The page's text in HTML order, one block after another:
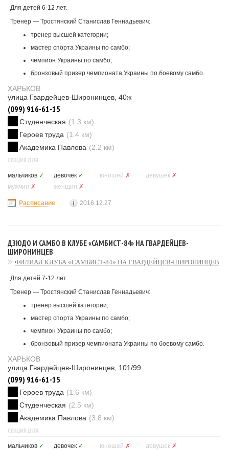
Для детей 6-12 лет.
Тренер — Тростянский Станислав Геннадьевич:
тренер высшей категории;
мастер спорта Украины по самбо;
чемпион Украины по самбо;
бронзовый призер чемпионата Украины по боевому самбо.
ХАРЬКОВ
улица Гвардейцев-Широнинцев, 40ж
(099) 916-61-15
Студенческая (1.3 км)
Героев труда (1.4 км)
Академика Павлова (2.2 км)
СЕКЦИЯ ДЛЯ
мальчиков ✓ девочек ✓ юношей ✗ девушек ✗
мужчин ✗ женщин ✗
Расписание 2016.12.27
ДЗЮДО И САМБО В КЛУБЕ «САМБИСТ-84» НА ГВАРДЕЙЦЕВ-
ШИРОНИНЦЕВ
ФИЛИАЛ КЛУБА «САМБИСТ-84» НА ГВАРДЕЙЦЕВ-ШИРОНИНЦЕВ
Для детей 7-12 лет.
Тренер — Тростянский Станислав Геннадьевич:
тренер высшей категории;
мастер спорта Украины по самбо;
чемпион Украины по самбо;
бронзовый призер чемпионата Украины по боевому самбо.
ХАРЬКОВ
улица Гвардейцев-Широнинцев, 101/99
(099) 916-61-15
Героев труда (1.6 км)
Студенческая (2.5 км)
Академика Павлова (3.8 км)
СЕКЦИЯ ДЛЯ
мальчиков ✓ девочек ✓ юношей ✗ девушек ✗